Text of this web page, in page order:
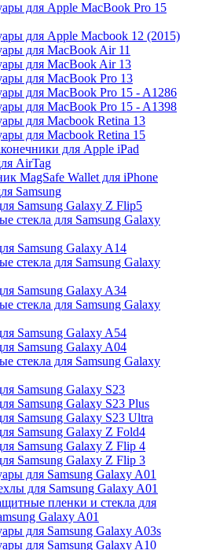
для Apple MacBook Pro 15
для Apple Macbook 12 (2015)
для MacBook Air 11
для MacBook Air 13
для MacBook Pro 13
для MacBook Pro 15 - A1286
для MacBook Pro 15 - A1398
для Macbook Retina 13
для Macbook Retina 15
для Apple iPad
AirTag
MagSafe Wallet для iPhone
Samsung
Samsung Galaxy Z Flip5
стекла для Samsung Galaxy
Samsung Galaxy A14
стекла для Samsung Galaxy
Samsung Galaxy A34
стекла для Samsung Galaxy
Samsung Galaxy A54
Samsung Galaxy A04
стекла для Samsung Galaxy
Samsung Galaxy S23
Samsung Galaxy S23 Plus
Samsung Galaxy S23 Ultra
Samsung Galaxy Z Fold4
Samsung Galaxy Z Flip 4
Samsung Galaxy Z Flip 3
для Samsung Galaxy A01
для Samsung Galaxy A01
пленки и стекла для
Galaxy A01
для Samsung Galaxy A03s
для Samsung Galaxy A10